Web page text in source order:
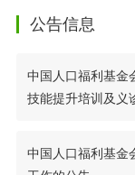
公告信息
中国人口福利基
技能提升培训及义
中国人口福利基金